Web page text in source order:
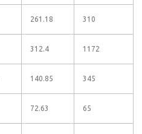
261.18 310
312.4 1172
140.85 345
72.63 65